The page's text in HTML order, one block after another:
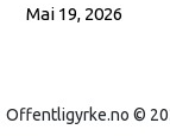
Mai 19, 2026
Offentligyrke.no ©